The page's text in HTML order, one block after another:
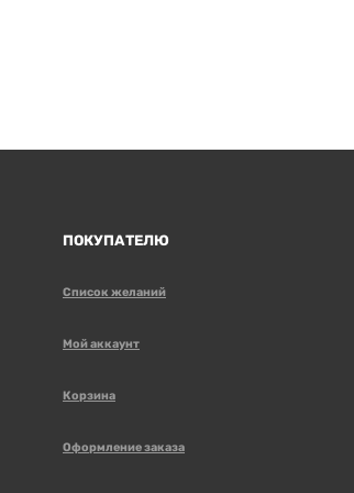
ПОКУПАТЕЛЮ
Список желаний
Мой аккаунт
Корзина
Оформление заказа